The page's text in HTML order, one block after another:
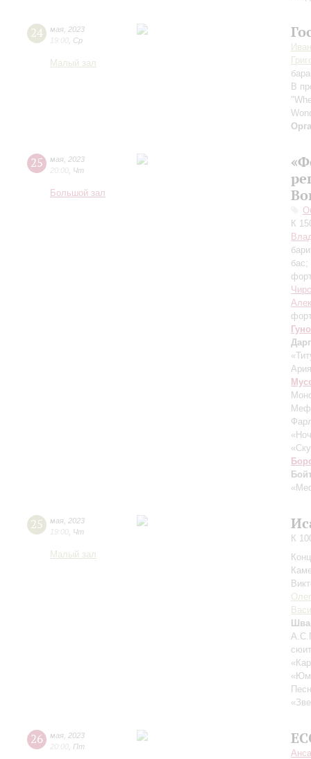
24 мая 2023
19:00 Ср
Малый зал
В
25 мая 2023
20:00 Чт
Большой зал
К
бас;
Гуно
25 мая 2023
19:00 Чт
Малый зал
К
26 мая 2023
20:00 Пт